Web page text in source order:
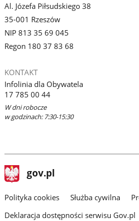
Al. Józefa Piłsudskiego 38
35-001 Rzeszów
NIP 813 35 69 045
Regon 180 37 83 68
KONTAKT
Infolinia dla Obywatela
17 785 00 44
W dni robocze
w godzinach: 7:30-15:30
stopka
gov.pl Strona
gov.pl
gov.pl
Polityka cookies Służba cywilna
Deklaracja dostępności serwisu Gov.pl